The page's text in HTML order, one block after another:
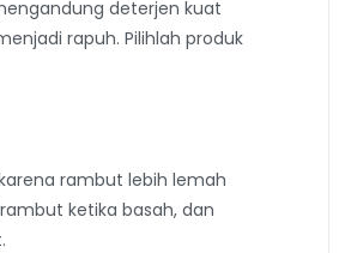
deterjen kuat
rapuh. Pilihlah produk
rambut lebih lemah
ketika basah, dan